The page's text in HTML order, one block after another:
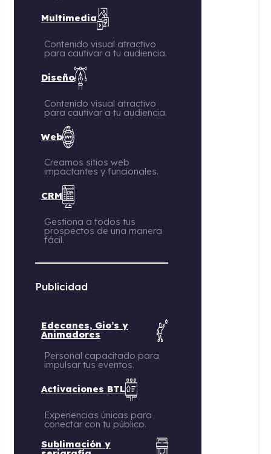
Multimedia
Contenido visual atractivo
para cautivar a tu audiencia.
Diseño
Contenido visual atractivo
para cautivar a tu audiencia.
Web
Creamos sitios web
impactantes y funcionales.
CRM
Gestiona a todos tus
prospectos de una manera
fácil.
Publicidad
Edecanes, Gio’s y
Animadores
Personal capacitado para
impulsar tus eventos.
Activaciones BTL
Experiencias únicas para
conectar con tu público.
Sublimación y